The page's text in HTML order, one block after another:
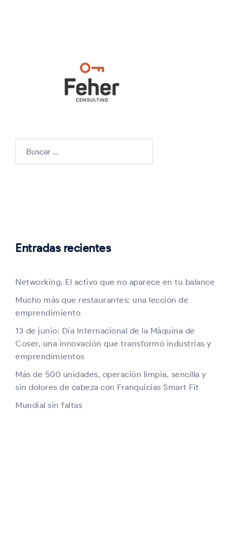
Entradas recientes
Networking. El activo que no aparece en tu balance
Mucho más que restaurantes: una lección de
emprendimiento
13 de junio: Día Internacional de la Máquina de
Coser, una innovación que transformó industrias y
emprendimientos
Más de 500 unidades, operación limpia, sencilla y
sin dolores de cabeza con Franquicias Smart Fit
Mundial sin faltas